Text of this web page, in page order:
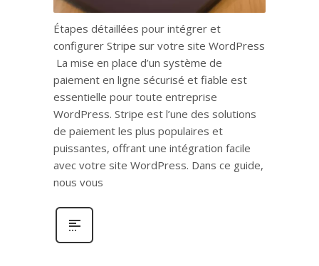
Étapes détaillées pour intégrer et
configurer Stripe sur votre site WordPress
La mise en place d’un système de
paiement en ligne sécurisé et fiable est
essentielle pour toute entreprise
WordPress. Stripe est l’une des solutions
de paiement les plus populaires et
puissantes, offrant une intégration facile
avec votre site WordPress. Dans ce guide,
nous vous